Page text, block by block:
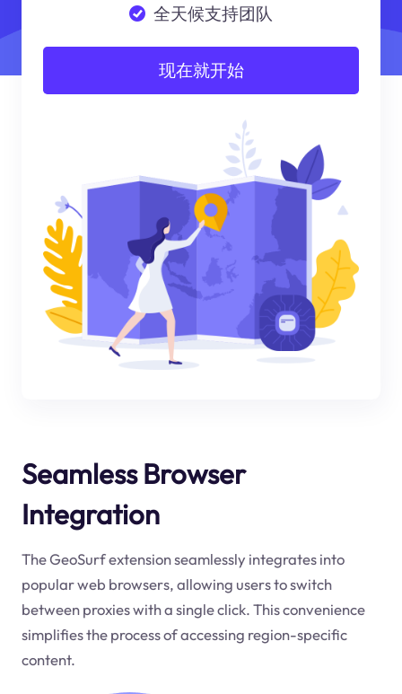
全天候支持团队
现在就开始
Seamless Browser
Integration
The GeoSurf extension seamlessly integrates into
popular web browsers, allowing users to switch
between proxies with a single click. This convenience
simplifies the process of accessing region-specific
content.